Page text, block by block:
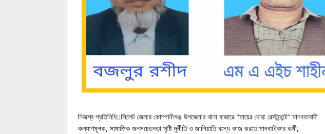
নিজস্ব প্রতিনিধি::সিলেট জেলার কোম্পানীগঞ্জ উপজেলার থানা বাজারে "মায়ের দোয়া রেস্টুরেন্টে" মানবতাবাদী
কল্যাণমূলক, সামাজিক জনসচেতনতা সৃষ্টি দূর্নীতি ও জালিয়াতি বন্ধে কাজ করতে মানবাধিকার কর্মী,